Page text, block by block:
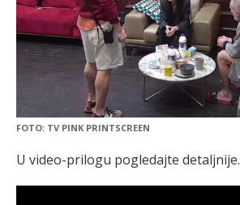
FOTO: TV PINK PRINTSCREEN
U video-prilogu pogledajte detaljnije.